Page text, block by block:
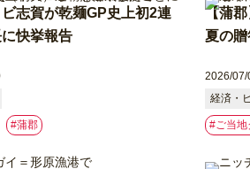
志賀が乾麺GP史上初2連
快挙報告
#蒲郡
【蒲
夏の
2026/07/
経済・
#ご当地